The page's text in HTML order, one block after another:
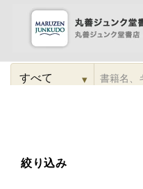
コンテンツに
進む
検
▾
絞り込み